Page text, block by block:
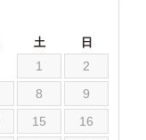
土 日
1
2
8
9
15
16